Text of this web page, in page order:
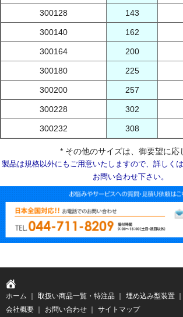
300128 143
300140 162
300164 200
300180 225
300200 257
300228 302
300232 308
* その他のサイズは、御要望に応
製品は規格以外にもご用意いたしますので、詳しく
お問い合わせ下さい。
ホーム ｜ 取扱い商品一覧・特注品 ｜ 埋め込み型装置 ｜
会社概要 ｜ お問い合わせ ｜
サイトマップ